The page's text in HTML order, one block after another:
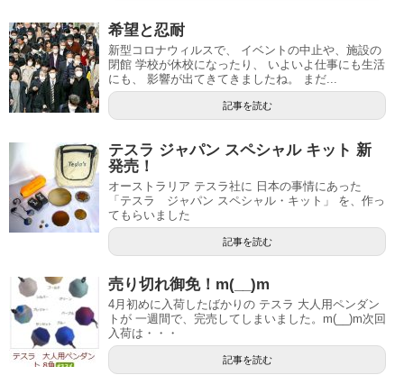
希望と忍耐
新型コロナウィルスで、 イベントの中止や、施設の
閉館 学校が休校になったり、 いよいよ仕事にも生活
にも、 影響が出てきてきましたね。 まだ...
記事を読む
テスラ ジャパン スペシャル キット 新
発売！
オーストラリア テスラ社に 日本の事情にあった
「テスラ ジャパン スペシャル・キット」 を、作っ
てもらいました
記事を読む
売り切れ御免！m(__)m
4月初めに入荷したばかりの テスラ 大人用ペンダン
トが 一週間で、完売してしまいました。m(__)m次回
入荷は・・・
記事を読む